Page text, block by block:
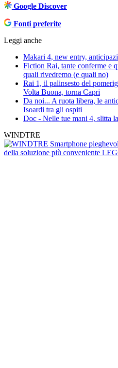
Google Discover
Fonti preferite
Leggi anche
Makari 4, new entry,
Fiction Rai, tante conferme e
quali rivedremo (e quali no)
Rai 1, il palinsesto del
Volta Buona, torna Capri
Da noi... A ruota libera, le
Isoardi tra gli ospiti
Doc - Nelle tue mani 4, slitta
WINDTRE
Smartphone
della soluzione più conveniente